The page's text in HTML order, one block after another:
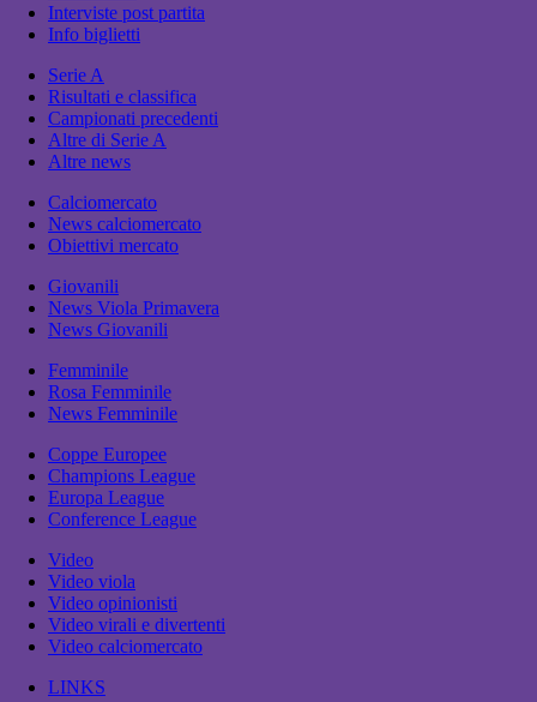
Interviste post partita
Info biglietti
Serie A
Risultati e classifica
Campionati precedenti
Altre di Serie A
Altre news
Calciomercato
News calciomercato
Obiettivi mercato
Giovanili
News Viola Primavera
News Giovanili
Femminile
Rosa Femminile
News Femminile
Coppe Europee
Champions League
Europa League
Conference League
Video
Video viola
Video opinionisti
Video virali e divertenti
Video calciomercato
LINKS